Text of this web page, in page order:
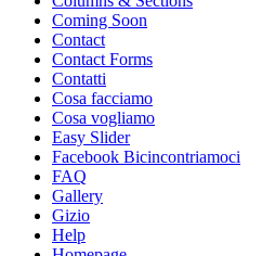
Coming Soon
Contact
Contact Forms
Contatti
Cosa facciamo
Cosa vogliamo
Easy Slider
Facebook Bicincontriamoci
FAQ
Gallery
Gizio
Help